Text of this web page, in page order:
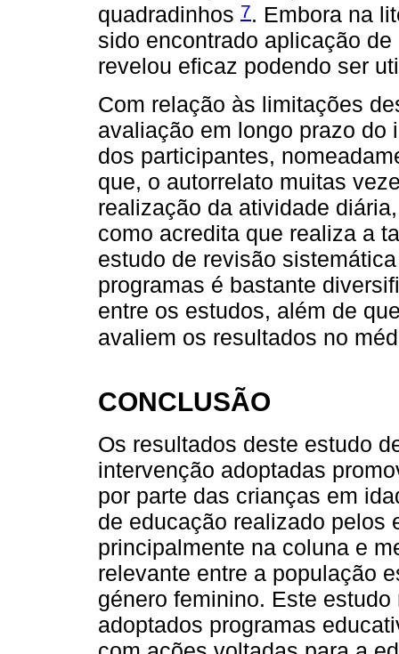
quadradinhos 7. Embora na
sido encontrado aplicação
revelou eficaz podendo ser
Com relação às limitações
avaliação em longo prazo do
dos participantes,
que, o autorrelato muitas
realização da atividade
como acredita que realiza a
estudo de revisão
programas é bastante
entre os estudos, além de
avaliem os resultados no
CONCLUSÃO
Os resultados deste estudo
intervenção adoptadas
por parte das crianças em
de educação realizado pelos
principalmente na coluna e
relevante entre a população
género feminino. Este
adoptados programas